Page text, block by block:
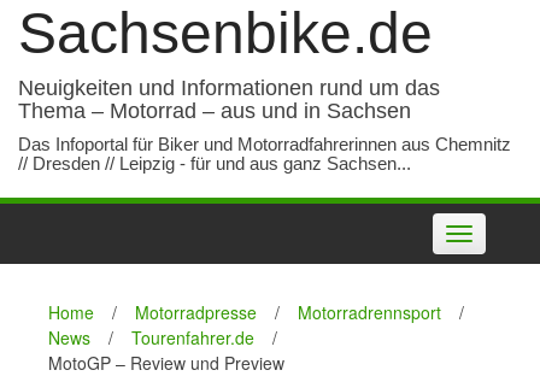
Sachsenbike.de
Neuigkeiten und Informationen rund um das
Thema – Motorrad – aus und in Sachsen
Das Infoportal für Biker und Motorradfahrerinnen aus Chemnitz
// Dresden // Leipzig - für und aus ganz Sachsen...
Toggle
navigation
Home / Motorradpresse / Motorradrennsport
/
News
/ Tourenfahrer.de
/
MotoGP – Review und Preview